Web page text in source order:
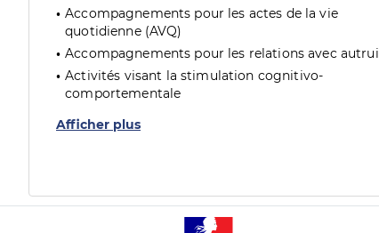
Accompagnements pour les actes de la vie
quotidienne (AVQ)
Accompagnements pour les relations avec autrui
Activités visant la stimulation cognitivo-
comportementale
Afficher plus